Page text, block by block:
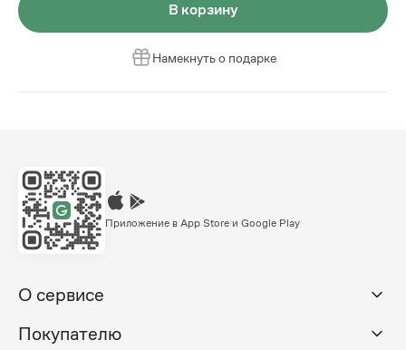
В корзину
Намекнуть о подарке
Приложение в App Store и Google Play
О сервисе
Покупателю